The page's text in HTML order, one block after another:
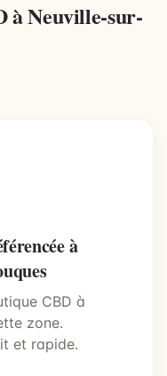
à Neuville-sur-
à
CBD à
zone.
et rapide.